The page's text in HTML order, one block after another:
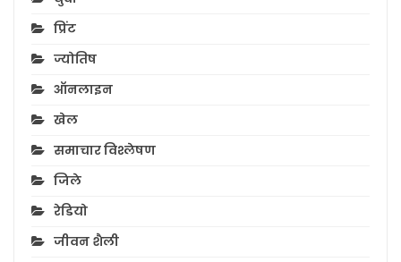
प्रिंट
ज्योतिष
ऑनलाइन
खेल
समाचार विश्लेषण
जिले
रेडियो
जीवन शैली